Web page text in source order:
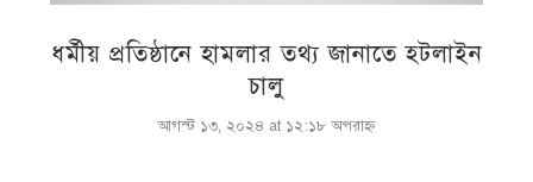
ধর্মীয় প্রতিষ্ঠানে হামলার তথ্য জানাতে হটলাইন
চালু
আগস্ট ১৩, ২০২৪ at ১২:১৮ অপরাহ্ণ